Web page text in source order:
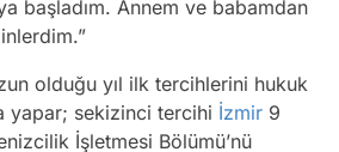
başladım. Annem ve babamdan
olduğu yıl ilk tercihlerini hukuk
yapar; sekizinci tercihi İzmir 9
İşletmesi Bölümü’nü